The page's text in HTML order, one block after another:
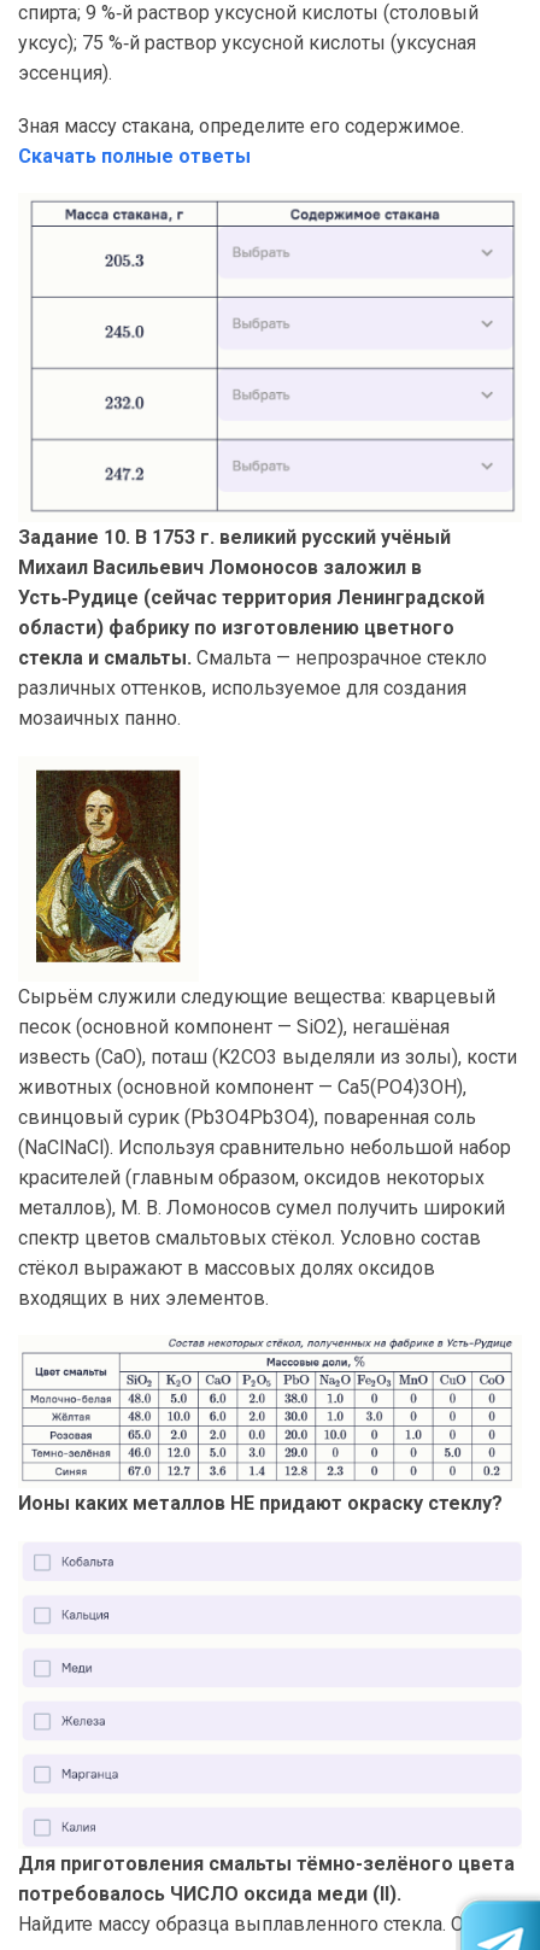
спирта; 9 %‑й раствор уксусной кислоты (столовый
уксус); 75 %‑й раствор уксусной кислоты (уксусная
эссенция).
Зная массу стакана, определите его содержимое.
Скачать полные ответы
Задание 10. В 1753 г. великий русский учёный
Михаил Васильевич Ломоносов заложил в
Усть‑Рудице (сейчас территория Ленинградской
области) фабрику по изготовлению цветного
стекла и смальты. Смальта — непрозрачное стекло
различных оттенков, используемое для создания
мозаичных панно.
Сырьём служили следующие вещества: кварцевый
песок (основной компонент — SiO2), негашёная
известь (CaO), поташ (K2CO3 выделяли из золы), кости
животных (основной компонент — Ca5(PO4)3OH),
свинцовый сурик (Pb3O4Pb3O4), поваренная соль
(NaClNaCl). Используя сравнительно небольшой набор
красителей (главным образом, оксидов некоторых
металлов), М. В. Ломоносов сумел получить широкий
спектр цветов смальтовых стёкол. Условно состав
стёкол выражают в массовых долях оксидов
входящих в них элементов.
Ионы каких металлов НЕ придают окраску стеклу?
Для приготовления смальты тёмно-зелёного цвета
потребовалось ЧИСЛО оксида меди (II).
Найдите массу образца выплавленного стекла. Ответ